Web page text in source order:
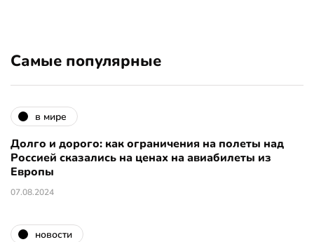
Самые популярные
в мире
Долго и дорого: как ограничения на полеты над
Россией сказались на ценах на авиабилеты из
Европы
07.08.2024
новости